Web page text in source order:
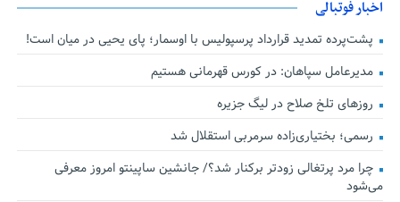
اخبار فوتبالی
پشت‌پرده تمدید قرارداد پرسپولیس با اوسمار؛ پای یحیی در میان است!
مدیرعامل سپاهان: در کورس قهرمانی هستیم
روزهای تلخ صلاح در لیگ جزیره
رسمی؛ بختیاری‌زاده سرمربی استقلال شد
چرا مرد پرتغالی زودتر برکنار شد؟/ جانشین ساپینتو امروز معرفی
می‌شود